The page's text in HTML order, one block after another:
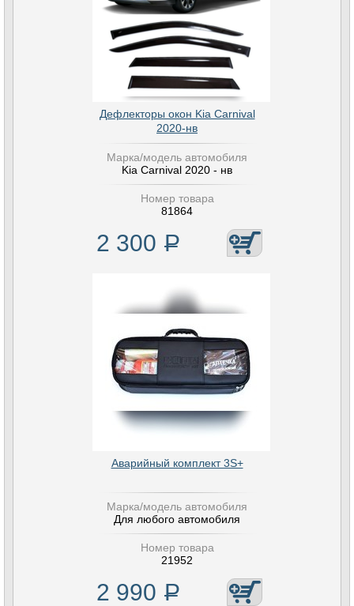
Дефлекторы окон Kia Carnival
2020-нв
Марка/модель автомобиля
Kia Carnival 2020 - нв
Номер товара
81864
2 300 Р
Аварийный комплект 3S+
Марка/модель автомобиля
Для любого автомобиля
Номер товара
21952
2 990 Р